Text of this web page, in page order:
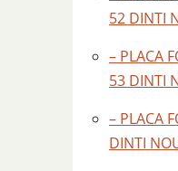
52 DINTI
– PLACA
53 DINTI
– PLACA
DINTI